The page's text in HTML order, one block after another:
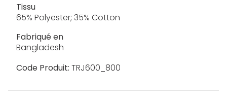
Tissu
65% Polyester; 35% Cotton
Fabriqué en
Bangladesh
Code Produit: TRJ600_800